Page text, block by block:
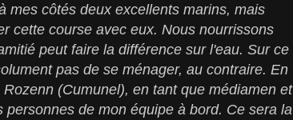
mes côtés deux excellents marins, mais
cette course avec eux. Nous nourrissons
peut faire la différence sur l'eau. Sur ce
pas de se ménager, au contraire. En
(Cumunel), en tant que médiamen et
de mon équipe à bord. Ce sera la